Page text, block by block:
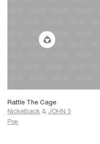
Rattle The Cage
Nickelback & JOHN 5
Рок